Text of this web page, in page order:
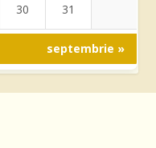
30 31
septembrie »